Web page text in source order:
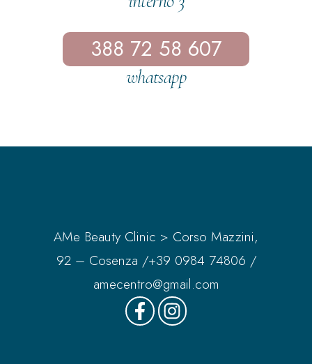
388 72 58 607
whatsapp
AMe Beauty Clinic > Corso Mazzini,
92 – Cosenza /+39 0984 74806 /
amecentro@gmail.com